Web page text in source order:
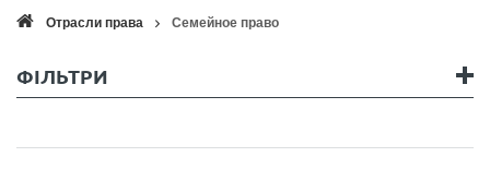
Отрасли права Семейное право
ФІЛЬТРИ